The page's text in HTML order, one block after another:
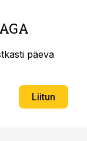
päeva
Liitun